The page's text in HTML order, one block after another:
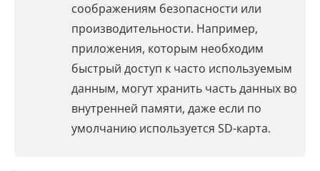
соображениям безопасности или
производительности. Например,
приложения, которым необходим
быстрый доступ к часто используемым
данным, могут хранить часть данных во
внутренней памяти, даже если по
умолчанию используется SD-карта.